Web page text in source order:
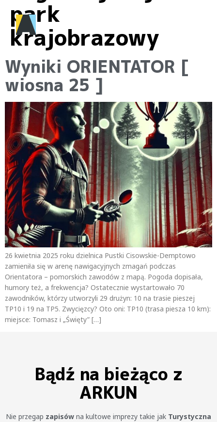
park
krajobrazowy
Wyniki ORIENTATOR [
wiosna 25 ]
26 kwietnia 2025 roku dzielnica Pustki Cisowskie-Demptowo
zamieniła się w arenę nawigacyjnych zmagań podczas
Orientatora – pomorskich zawodów z mapą. Pogoda dopisała,
humory też, a frekwencja? Ostatecznie wystartowało 70
zawodników, którzy utworzyli 29 drużyn: 10 na trasie pieszej
TP10 i 19 na TP5. Zwycięzcy? Oto oni: TP10 (trasa piesza 10 km):
miejsce: Tomasz i „Święty” […]
Bądź na bieżąco z
ARKUN
Nie przegap zapisów na kultowe imprezy takie jak Turystyczna